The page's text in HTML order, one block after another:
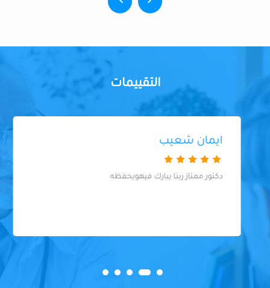
التقييمات
ايمان شعيب
دكتور ممتاز ربنا يبارك فيهويحفظه